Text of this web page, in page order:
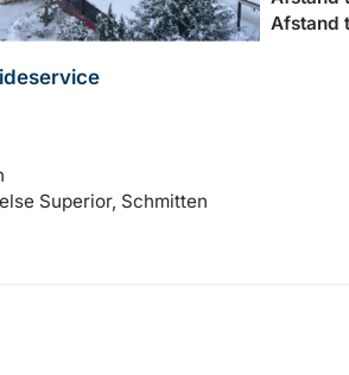
Afstand
Superior, Schmitten